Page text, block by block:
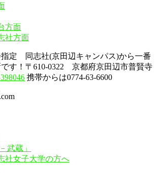
方面
社方面
定 同志社(京田辺キャンパス)から一番
す！〒610-0322 京都府京田辺市普賢寺
携帯からは0774-63-6600
武蔵」
社女子大学の方へ